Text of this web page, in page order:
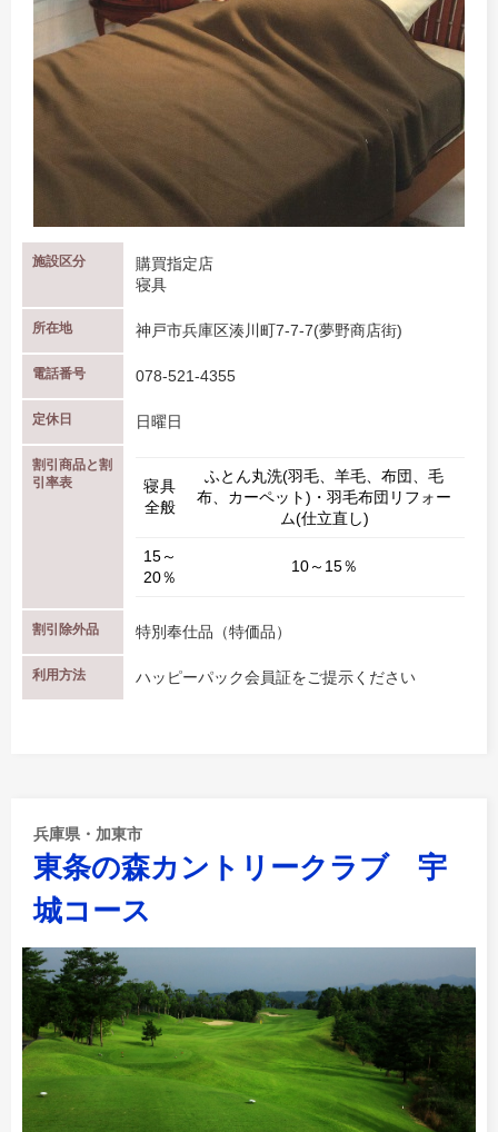
施設区分
購買指定店
寝具
所在地 神戸市兵庫区湊川町7-7-7(夢野商店街)
電話番号 078-521-4355
定休日 日曜日
割引商品と割
引率表
寝具
全般
ふとん丸洗(羽毛、羊毛、布団、毛
布、カーペット)・羽毛布団リフォー
ム(仕立直し)
15～
20％
10～15％
割引除外品 特別奉仕品（特価品）
利用方法 ハッピーパック会員証をご提示ください
兵庫県・加東市
東条の森カントリークラブ 宇
城コース